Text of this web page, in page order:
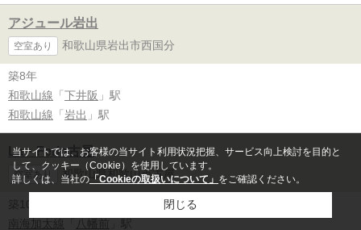
アジュール岩出
空室あり 和歌山県岩出市西国分
築8年
和歌山線 「 下井阪 」駅
和歌山線 「 岩出 」駅
La・Ferio古屋
空室あり 和歌山県和歌山市古屋
築10年
南海加太線
八幡前 」駅
当サイトでは、お客様の当サイト利用状況把握、サービス向上検討を目的と
して、クッキー（Cookie）を使用しています。
詳しくは、当社の 「Cookieの取扱いについて」 をご確認ください。
閉じる